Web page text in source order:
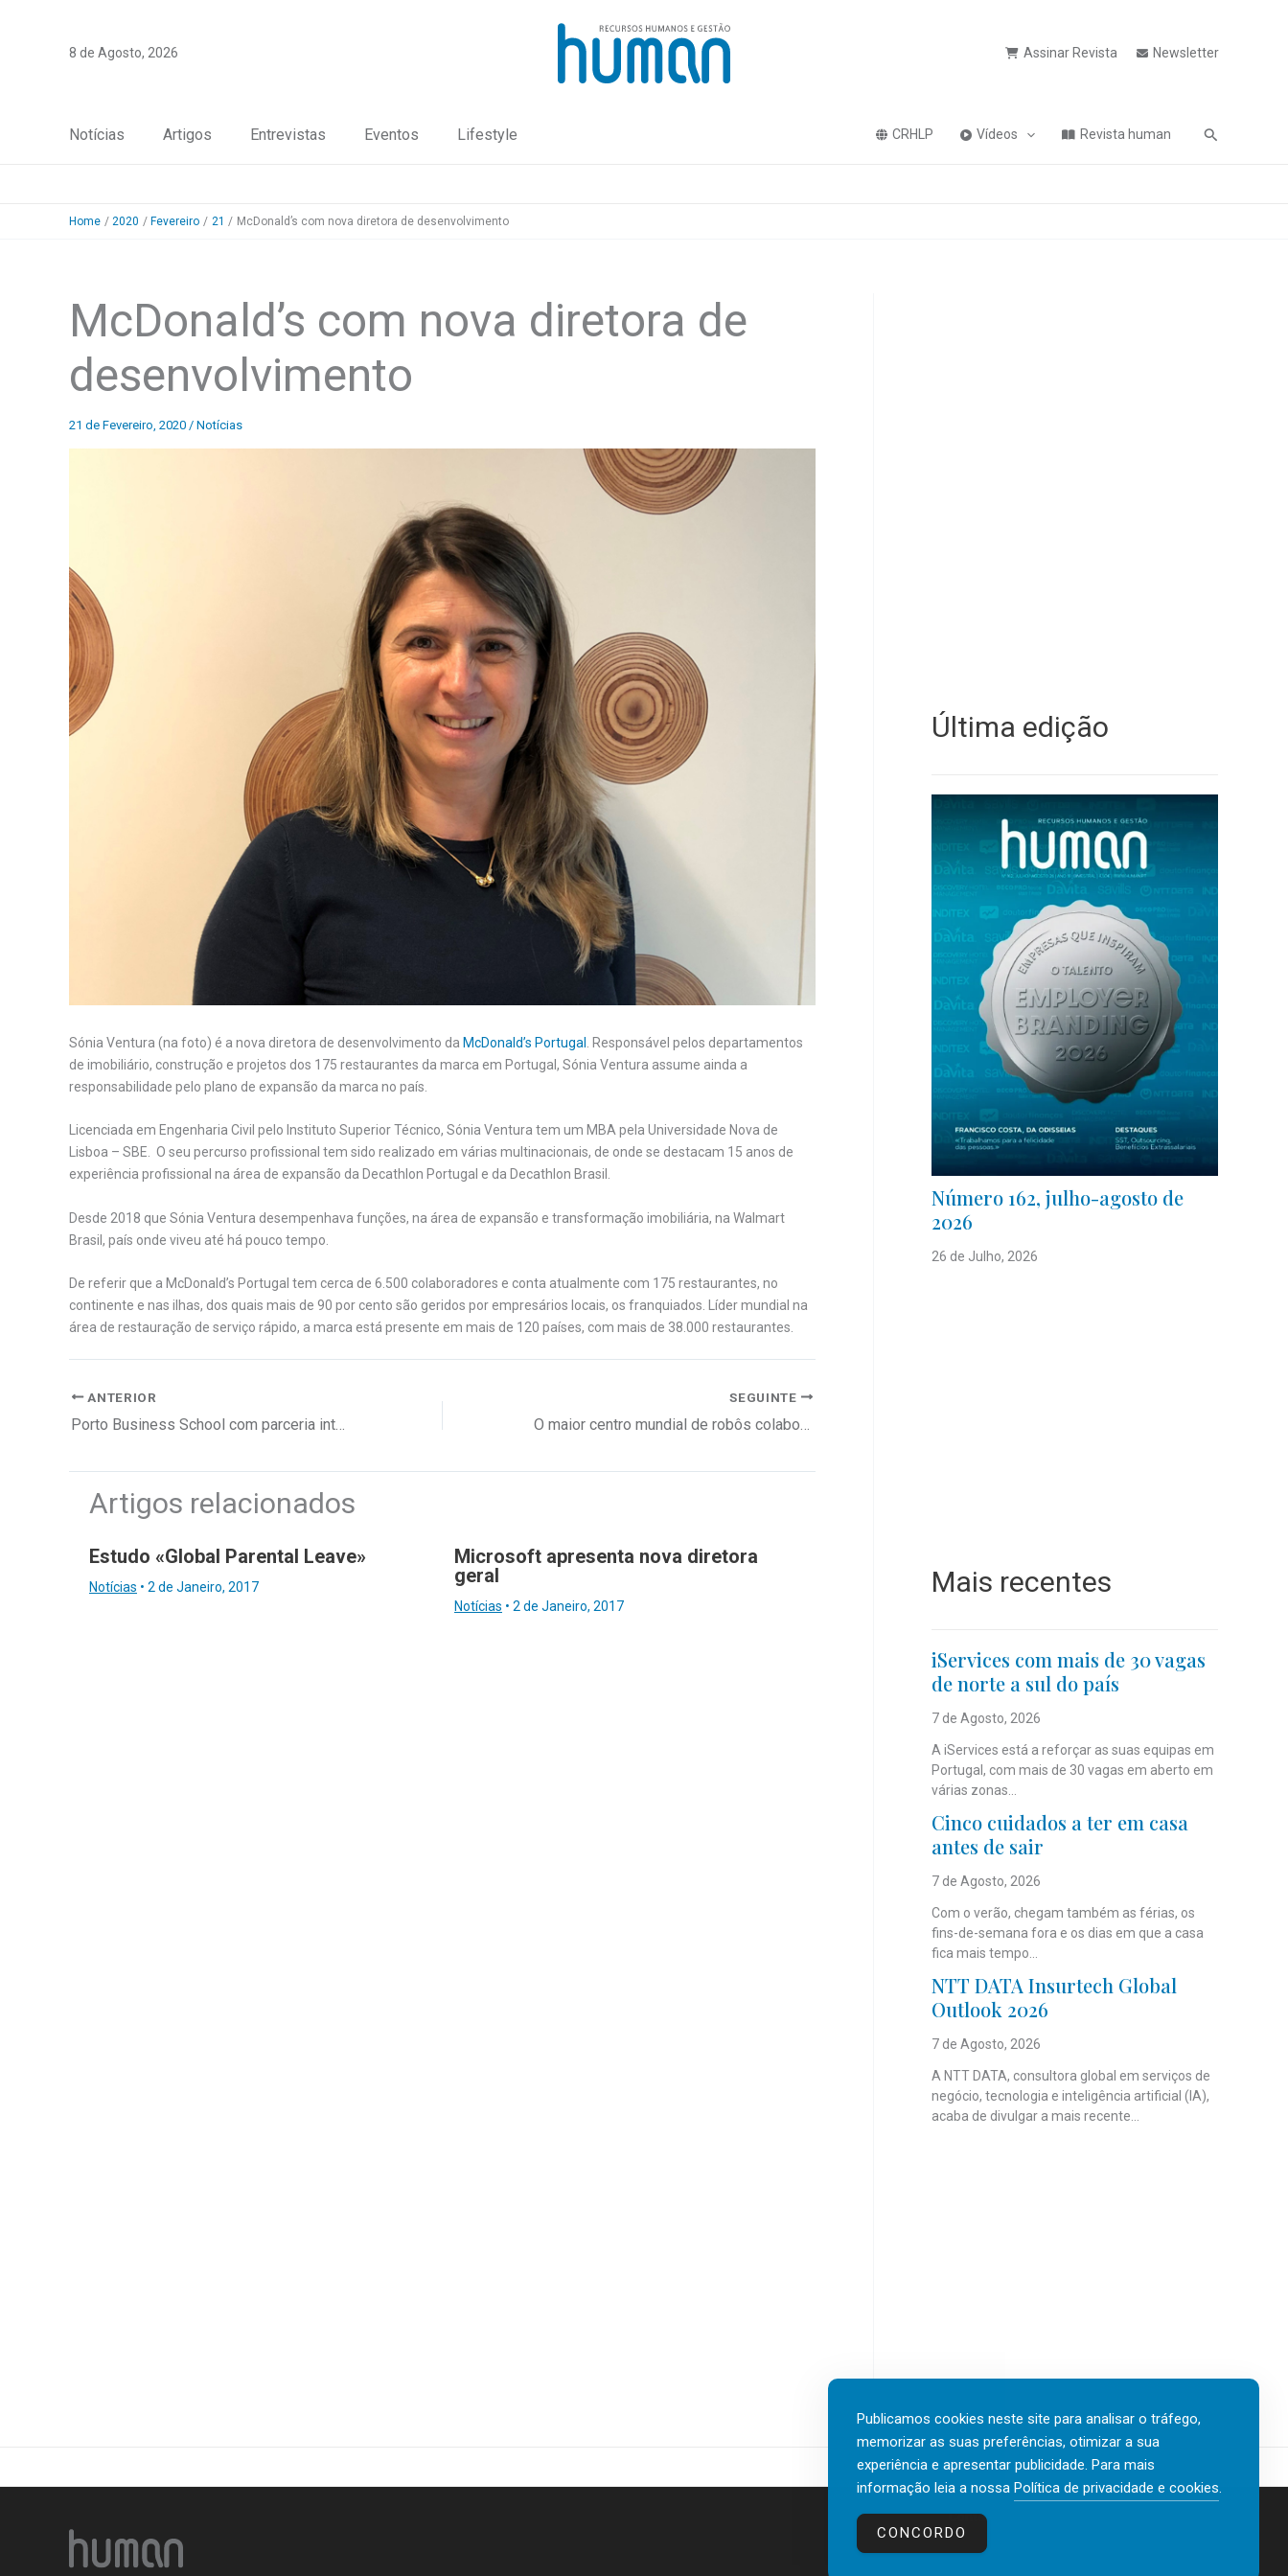
8 de Agosto, 2026 Assinar Revista Newsletter
Notícias Artigos Entrevistas Eventos Lifestyle CRHLP Vídeos Revista human Pesquisa
Home 2020 Fevereiro 21 McDonald’s com nova diretora de desenvolvimento
McDonald’s com nova diretora de
desenvolvimento
21 de Fevereiro, 2020 / Notícias
Sónia Ventura (na foto) é a nova diretora de desenvolvimento da McDonald’s Portugal
. Responsável pelos departamentos
de imobiliário, construção e projetos dos 175 restaurantes da marca em Portugal, Sónia Ventura assume ainda a
responsabilidade pelo plano de expansão da marca no país.
Licenciada em Engenharia Civil pelo Instituto Superior Técnico, Sónia Ventura tem um MBA pela Universidade Nova de
Lisboa – SBE. O seu percurso profissional tem sido realizado em várias multinacionais, de onde se destacam 15 anos de
experiência profissional na área de expansão da Decathlon Portugal e da Decathlon Brasil.
Desde 2018 que Sónia Ventura desempenhava funções, na área de expansão e transformação imobiliária, na Walmart
Brasil, país onde viveu até há pouco tempo.
De referir que a McDonald’s Portugal tem cerca de 6.500 colaboradores e conta atualmente com 175 restaurantes, no
continente e nas ilhas, dos quais mais de 90 por cento são geridos por empresários locais, os franquiados. Líder mundial na
área de restauração de serviço rápido, a marca está presente em mais de 120 países, com mais de 38.000 restaurantes.
ANTERIOR SEGUINTE
Artigos relacionados
Estudo «Global Parental Leave»
Notícias • 2 de Janeiro, 2017
Microsoft apresenta nova diretora
geral
Notícias • 2 de Janeiro, 2017
Última edição
Número 162, julho-agosto de
2026
26 de Julho, 2026
Mais recentes
iServices com mais de 30 vagas
de norte a sul do país
7 de Agosto, 2026
A iServices está a reforçar as suas equipas em
Portugal, com mais de 30 vagas em aberto em
várias zonas...
Cinco cuidados a ter em casa
antes de sair
7 de Agosto, 2026
Com o verão, chegam também as férias, os
fins-de-semana fora e os dias em que a casa
fica mais tempo...
NTT DATA Insurtech Global
Outlook 2026
7 de Agosto, 2026
A NTT DATA, consultora global em serviços de
negócio, tecnologia e inteligência artificial (IA),
acaba de divulgar a mais recente...
Contactos
Publicamos cookies neste site para analisar o tráfego,
memorizar as suas preferências, otimizar a sua
experiência e apresentar publicidade. Para mais
informação leia a nossa Política de privacidade e cookies.
CONCORDO